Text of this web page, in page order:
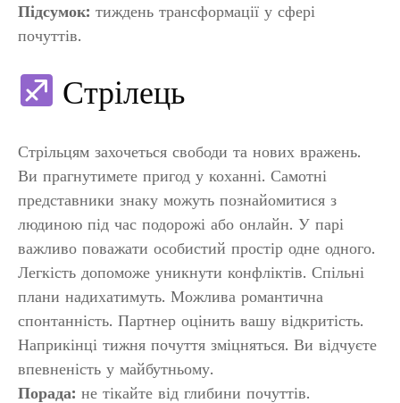
Підсумок: тиждень трансформації у сфері
почуттів.
Стрілець
Стрільцям захочеться свободи та нових вражень.
Ви прагнутимете пригод у коханні. Самотні
представники знаку можуть познайомитися з
людиною під час подорожі або онлайн. У парі
важливо поважати особистий простір одне одного.
Легкість допоможе уникнути конфліктів. Спільні
плани надихатимуть. Можлива романтична
спонтанність. Партнер оцінить вашу відкритість.
Наприкінці тижня почуття зміцняться. Ви відчуєте
впевненість у майбутньому.
Порада: не тікайте від глибини почуттів.